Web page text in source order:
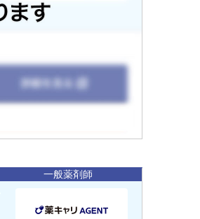
一般薬剤師